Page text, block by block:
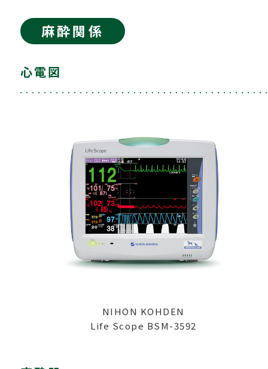
麻酔関係
心電図
NIHON KOHDEN
Life Scope BSM-3592